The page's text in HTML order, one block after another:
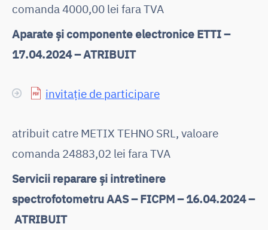
comanda 4000,00 lei fara TVA
Aparate și componente electronice ETTI –
17.04.2024 – ATRIBUIT
invitație de participare
atribuit catre METIX TEHNO SRL, valoare
comanda 24883,02 lei fara TVA
Servicii reparare și intretinere
spectrofotometru AAS – FICPM – 16.04.2024 –
ATRIBUIT